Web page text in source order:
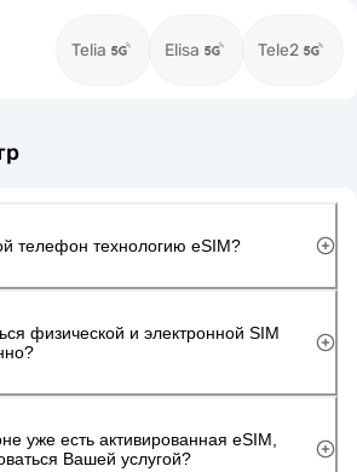
Telia Elisa Tele2
телефон технологию eSIM?
физической и электронной SIM
уже есть активированная eSIM,
Вашей услугой?